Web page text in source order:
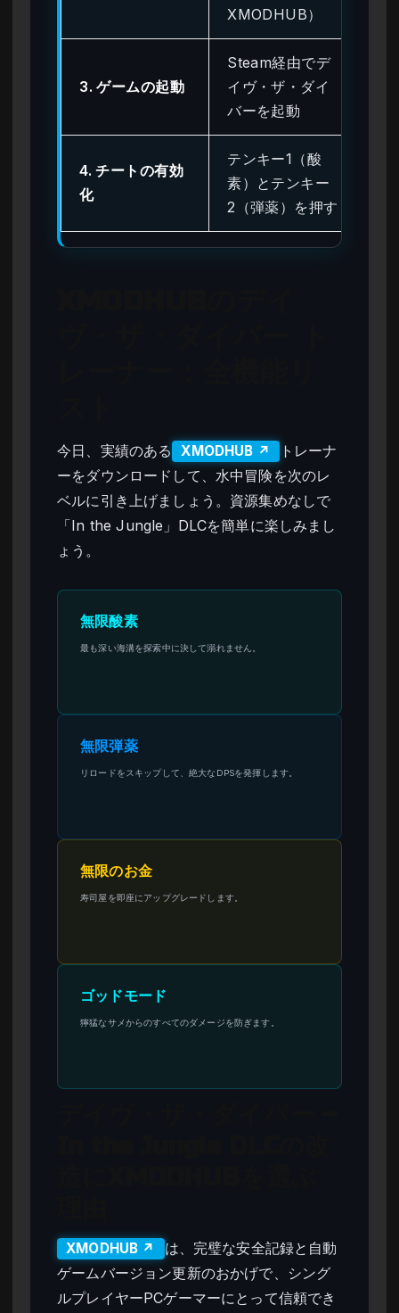
XMODHUB）
3. ゲームの起動
Steam経由でデ
イヴ・ザ・ダイ
バーを起動
4. チートの有効
化
テンキー1（酸
素）とテンキー
2（弾薬）を押す
今日、実績のある XMODHUB ↗
トレーナ
ーをダウンロードして、水中冒険を次のレ
ベルに引き上げましょう。資源集めなしで
「In the Jungle」DLCを簡単に楽しみまし
ょう。
無限酸素
最も深い海溝を探索中に決して溺れません。
無限弾薬
リロードをスキップして、絶大なDPSを発揮します。
無限のお金
寿司屋を即座にアップグレードします。
ゴッドモード
獰猛なサメからのすべてのダメージを防ぎます。
XMODHUB ↗
は、完璧な安全記録と自動
ゲームバージョン更新のおかげで、シング
ルプレイヤーPCゲーマーにとって信頼でき